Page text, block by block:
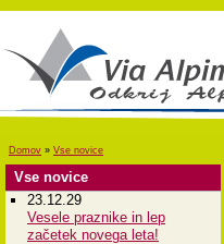
Domov » Vse novice
Vse novice
23.12.29
Vesele praznike in lep
začetek novega leta!